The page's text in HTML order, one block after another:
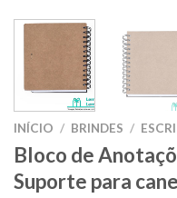
INÍCIO / BRINDES /
Bloco de
Suporte para